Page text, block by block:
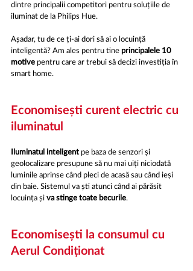
dintre principalii competitori pentru soluțiile de
iluminat de la Philips Hue.
Așadar, tu de ce ți-ai dori să ai o locuință
inteligentă? Am ales pentru tine principalele 10
motive pentru care ar trebui să decizi investiția în
smart home.
Economisești curent electric cu
iluminatul
Iluminatul inteligent pe baza de senzori și
geolocalizare presupune să nu mai uiți niciodată
luminile aprinse când pleci de acasă sau când ieși
din baie. Sistemul va ști atunci când ai părăsit
locuința și va stinge toate becurile.
Economisești la consumul cu
Aerul Condiționat